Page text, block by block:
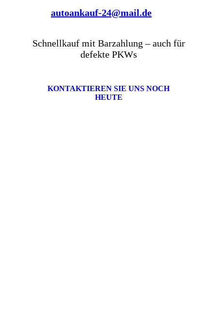
autoankauf-24@mail.de
Schnellkauf mit Barzahlung – auch für
defekte PKWs
KONTAKTIEREN SIE UNS NOCH
HEUTE